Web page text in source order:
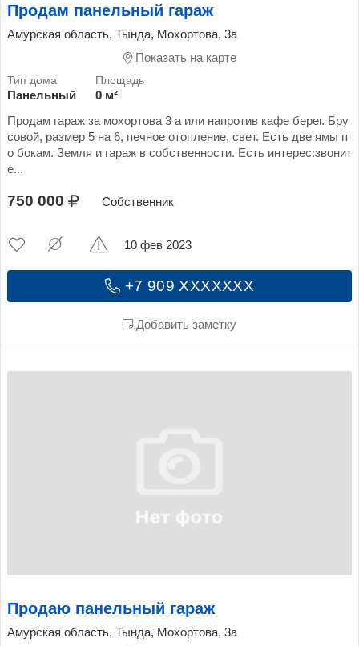
Продам панельный гараж
Амурская область, Тында, Мохортова, 3а
Показать на карте
Панельный
0 м²
Продам гараж за мохортова 3 а или напротив кафе берег. Бру
совой, размер 5 на 6, печное отопление, свет. Есть две ямы п
о бокам. Земля и гараж в собственности. Есть интерес:звонит
е...
750 000 Собственник
+7 909 XXXXXXX
Добавить заметку
10 фев 2023
Продаю панельный гараж
Амурская область, Тында, Мохортова, 3а